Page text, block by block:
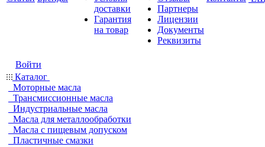
доставки
Гарантия
на товар
Партнеры
Лицензии
Документы
Реквизиты
Войти
Каталог
Моторные масла
Трансмиссионные масла
Индустриальные масла
Масла для металлообработки
Масла с пищевым допуском
Пластичные смазки